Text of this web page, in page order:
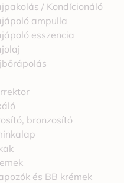
/ Kondícionáló
ampulla
esszencia
bronzosító
és BB krémek